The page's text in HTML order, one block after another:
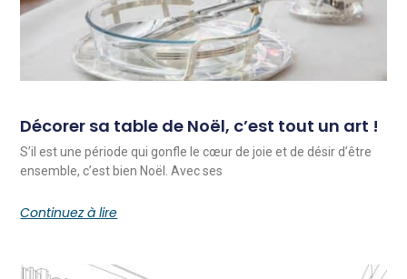
Décorer sa table de Noël, c’est tout un art !
S’il est une période qui gonfle le cœur de joie et de désir d’être
ensemble, c’est bien Noël. Avec ses
Continuez à lire